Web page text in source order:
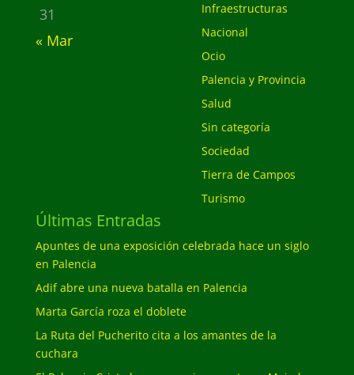
31
« Mar
Infraestructuras
Nacional
Ocio
Palencia y Provincia
Salud
Sin categoría
Sociedad
Tierra de Campos
Turismo
Últimas Entradas
Apuntes de una exposición celebrada hace un siglo
en Palencia
Adif abre una nueva batalla en Palencia
Marta García roza el doblete
La Ruta del Pucherito cita a los amantes de la
cuchara